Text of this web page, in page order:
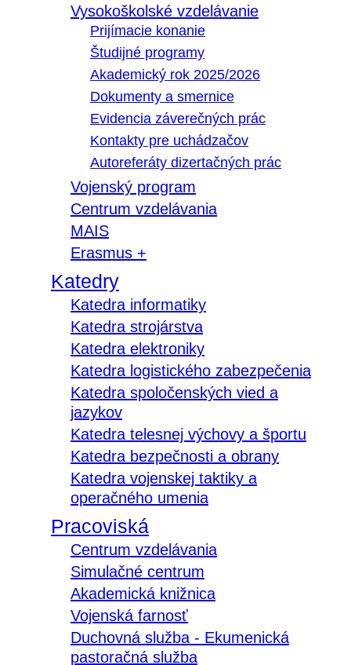
Vysokoškolské vzdelávanie
Prijímacie konanie
Študijné programy
Akademický rok 2025/2026
Dokumenty a smernice
Evidencia záverečných prác
Kontakty pre uchádzačov
Autoreferáty dizertačných prác
Vojenský program
Centrum vzdelávania
MAIS
Erasmus +
Katedry
Katedra informatiky
Katedra strojárstva
Katedra elektroniky
Katedra logistického zabezpečenia
Katedra spoločenských vied a
jazykov
Katedra telesnej výchovy a športu
Katedra bezpečnosti a obrany
Katedra vojenskej taktiky a
operačného umenia
Pracoviská
Centrum vzdelávania
Simulačné centrum
Akademická knižnica
Vojenská farnosť
Duchovná služba - Ekumenická
pastoračná služba